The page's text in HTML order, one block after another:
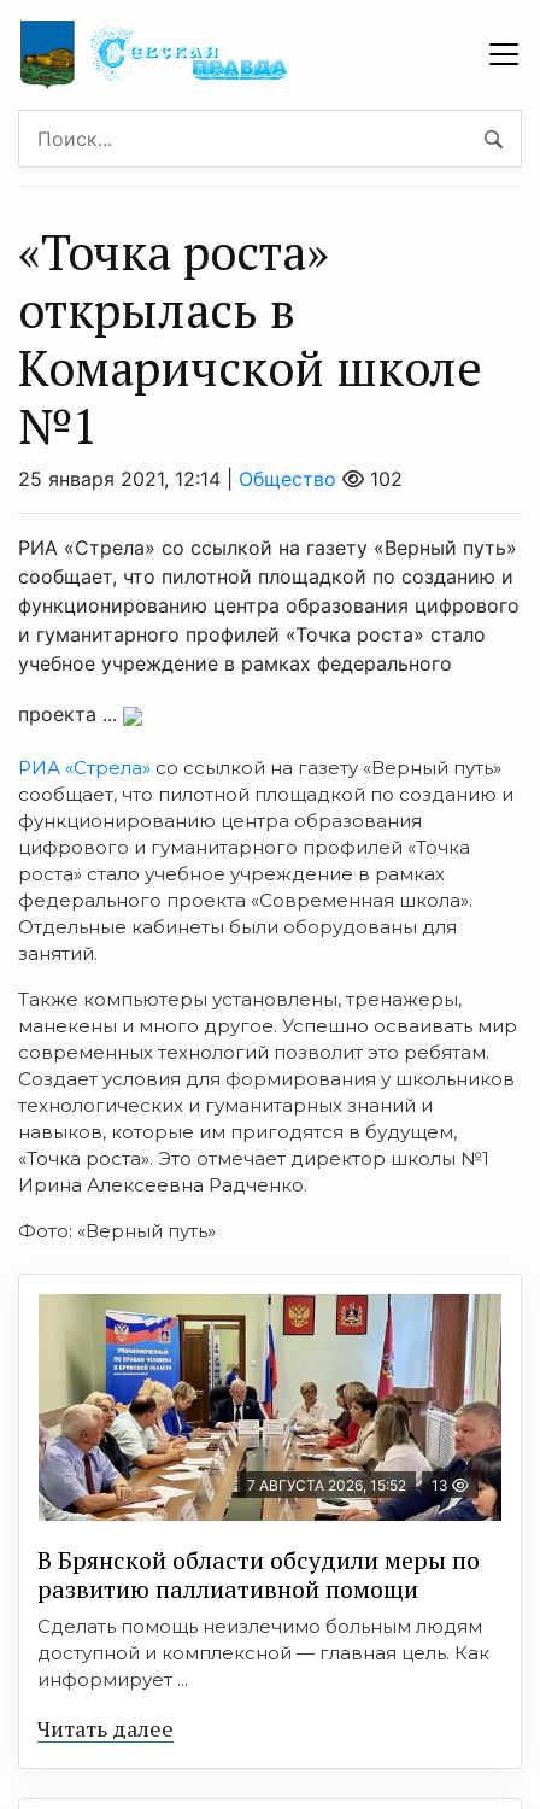
«Точка роста»
открылась в
Комаричской школе
№1
25 января 2021, 12:14 | Общество 102
РИА «Стрела» со ссылкой на газету «Верный путь»
сообщает, что пилотной площадкой по созданию и
функционированию центра образования цифрового
и гуманитарного профилей «Точка роста» стало
учебное учреждение в рамках федерального
проекта ...
РИА «Стрела» со ссылкой на газету «Верный путь»
сообщает, что пилотной площадкой по созданию и
функционированию центра образования
цифрового и гуманитарного профилей «Точка
роста» стало учебное учреждение в рамках
федерального проекта «Современная школа».
Отдельные кабинеты были оборудованы для
занятий.
Также компьютеры установлены, тренажеры,
манекены и много другое. Успешно осваивать мир
современных технологий позволит это ребятам.
Создает условия для формирования у школьников
технологических и гуманитарных знаний и
навыков, которые им пригодятся в будущем,
«Точка роста». Это отмечает директор школы №1
Ирина Алексеевна Радченко.
Фото: «Верный путь»
7 АВГУСТА 2026, 15:52 13
В Брянской области обсудили меры по
развитию паллиативной помощи
Сделать помощь неизлечимо больным людям
доступной и комплексной — главная цель. Как
информирует ...
Читать далее